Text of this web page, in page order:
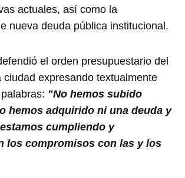
actuales, así como la
nueva deuda pública institucional.
el orden presupuestario del
ciudad expresando textualmente
"No hemos subido
hemos adquirido ni una deuda y
cumpliendo y
los compromisos con las y los